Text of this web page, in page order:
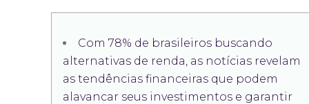
Com 78% de brasileiros buscando
alternativas de renda, as notícias revelam
as tendências financeiras que podem
alavancar seus investimentos e garantir